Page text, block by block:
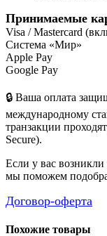
Принимаемые
Visa / Mastercard
Система «Мир»
Apple Pay
Google Pay
🔒 Ваша оплата
международному
транзакции
Secure).
Если у вас
мы поможем
Договор-оферта
Похожие товары